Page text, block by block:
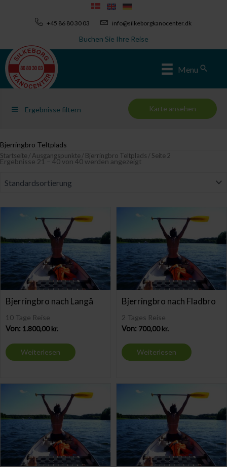
+45 86 80 30 03 info@silkeborgkanocenter.dk
Buchen Sie Ihre Reise
Menu
Ergebnisse filtern Karte ansehen
Bjerringbro Teltplads
Startseite/ Ausgangspunkte/ Bjerringbro Teltplads / Seite 2
Ergebnisse 21 – 40 von 40 werden angezeigt
Bjerringbro nach Langå
10 Tage Reise
Von: 1.800,00kr.
Weiterlesen
Bjerringbro nach Fladbro
2 Tages Reise
Von: 700,00kr.
Weiterlesen